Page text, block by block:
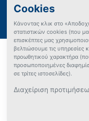
Συχνές Ερωτήσεις (FAQs) για
Όροι χρήσης
Πολιτική